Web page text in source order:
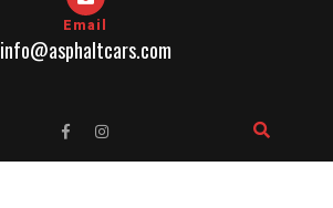
Email
info@asphaltcars.com